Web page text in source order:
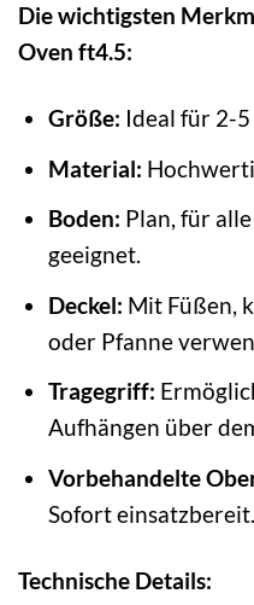
Die wichtigsten
Oven ft4.5:
Größe: Ideal für 2-
Material:
Boden: Plan, für
geeignet.
Deckel: Mit Füßen,
oder Pfanne
Tragegriff:
Aufhängen über
Vorbehandelte
Sofort einsatzbereit.
Technische Details: